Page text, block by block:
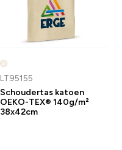
LT95155
Schoudertas katoen
OEKO-TEX® 140g/m²
38x42cm